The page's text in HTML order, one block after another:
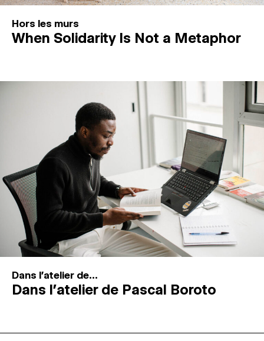
Hors les murs
When Solidarity Is Not a Metaphor
Dans l'atelier de...
Dans l’atelier de Pascal Boroto